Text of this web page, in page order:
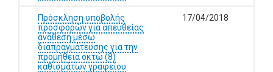
Πρόσκληση υποβολής
προσφορών για απευθείας
ανάθεση μέσω
διαπραγμάτευσης για την
προμήθεια οκτώ (8)
καθισμάτων γραφείου
17/04/2018